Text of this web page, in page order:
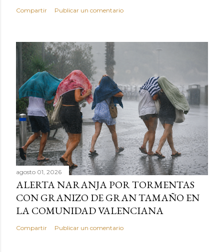
Compartir Publicar un comentario
agosto 01, 2026
ALERTA NARANJA POR TORMENTAS
CON GRANIZO DE GRAN TAMAÑO EN
LA COMUNIDAD VALENCIANA
Compartir Publicar un comentario